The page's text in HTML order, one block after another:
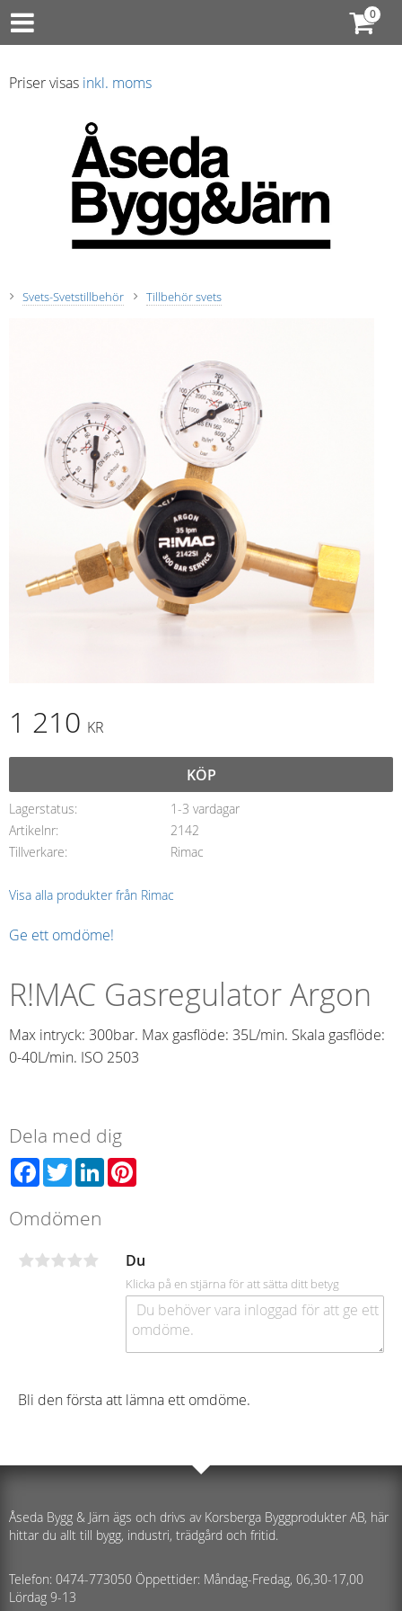
Priser visas inkl. moms
Svets-Svetstillbehör Tillbehör svets
1 210 KR
KÖP
Lagerstatus
1-3 vardagar
Artikelnr
2142
Tillverkare
Rimac
Visa alla produkter från Rimac
Ge ett omdöme!
R!MAC Gasregulator Argon
Max intryck: 300bar. Max gasflöde: 35L/min. Skala gasflöde:
0-40L/min. ISO 2503
Dela med dig
Facebook
TwitterLinkedIn
Omdömen
Du
Klicka på en stjärna för att sätta ditt betyg
Bli den första att lämna ett omdöme.
Åseda Bygg & Järn ägs och drivs av Korsberga Byggprodukter AB, här
hittar du allt till bygg, industri, trädgård och fritid.
Telefon: 0474-773050 Öppettider: Måndag-Fredag, 06,30-17,00
Lördag 9-13